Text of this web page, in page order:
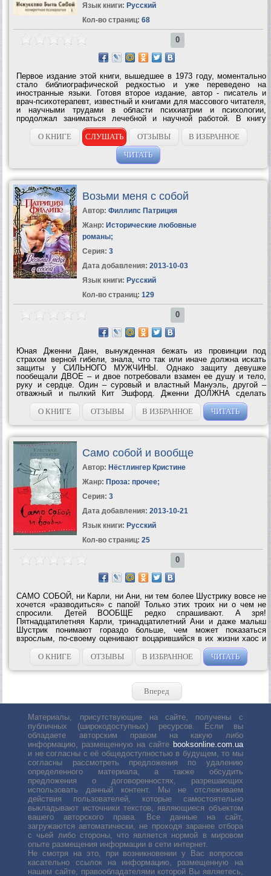
Язык книги: Русский
Кол-во страниц: 68
0
Первое издание этой книги, вышедшее в 1973 году, моментально
стало библиографической редкостью и уже переведено на
иностранные языки. Готовя второе издание, автор - писатель и
врач-психотерапевт, известный и книгами для массового читателя,
и научными трудами в области психиатрии и психологии,
продолжал заниматься лечебной и научной работой. В книгу
вошли новые материалы о том, что такое внутренняя значимость,
о самочувствии...
О КНИГЕ СЛУШАТЬ ОТЗЫВЫ
В ИЗБРАННОЕ
ЧИТАТЬ
Возьми меня с собой
Автор: Филлипс Патриция
Жанр: Исторические любовные
романы;
Серия: 3
Дата добавления: 2013-10-03
Язык книги: Русский
Кол-во страниц: 129
0
Юная Дженни Данн, вынужденная бежать из провинции под
страхом верной гибели, знала, что так или иначе должна искать
защиты у СИЛЬНОГО МУЖЧИНЫ. Однако защиту девушке
пообещали ДВОЕ – и двое потребовали взамен ее душу и тело,
руку и сердце. Один – суровый и властный Мануэль, другой –
отважный и пылкий Кит Эшфорд. Дженни ДОЛЖНА сделать
выбор, но как выбрать между светом любви – и пламенем...
О КНИГЕ
ОТЗЫВЫ В ИЗБРАННОЕ ЧИТАТЬ
Само собой и вообще
Автор: Нёстлингер Кристине
Жанр: Проза: прочее;
Серия: 3
Дата добавления: 2013-10-21
Язык книги: Русский
Кол-во страниц: 25
0
САМО СОБОЙ, ни Карли, ни Ани, ни тем более Шустрику вовсе не
хочется «разводиться» с папой! Только этих троих ни о чем не
спросили. Детей ВООБЩЕ редко спрашивают. А зря!
Пятнадцатилетняя Карли, тринадцатилетний Ани и даже малыш
Шустрик понимают гораздо больше, чем может показаться
взрослым, по-своему оценивают воцарившийся в их жизни хаос и
пытаются разобраться с родительскими и собственными
проблемами. Кристине Нёстлингер,...
О КНИГЕ ОТЗЫВЫ В ИЗБРАННОЕ ЧИТАТЬ
Вперед
Материалы, присутствующие на сайте, получены с
публичных (широкодоступных) ресурсов. Если вы
обладаете авторским правом на какую либо
информацию, размещенную на сайте booksonline.com.ua
и не согласны с её общедоступностью в будущем, то мы
согласны рассмотреть предложения по удалению
определенного материала, а также обсудить
предложения о договоренностях, разрешающих
использовать данный контент. Мы не отслеживаем
действия пользователей, которые самостоятельно
выкладывают источники текстов, являющиеся объектом
вашего авторского права. Все данные на сайт,
загружаются автоматически, не проходя заранее отбора
с чьей либо стороны, что является нормой в мировом
опыте размещения информации в сети интернет.
Не смотря на это, при возникновении у Вас вопросов
касательно ссылок на информацию, размещенную на
нашем сайте, правообладателями которой Вы являетесь,